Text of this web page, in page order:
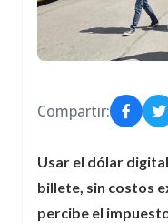
Compartir:
Usar el dólar
billete, sin costos
percibe el